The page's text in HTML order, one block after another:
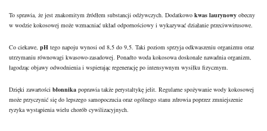
To sprawia, że jest znakomitym źródłem substancji odżywczych. Dodatkowo kwas laurynowy obecny
w wodzie kokosowej może wzmacniać układ odpornościowy i wykazywać działanie przeciwwirusowe.
Co ciekawe, pH tego napoju wynosi od 8,5 do 9,5. Taki poziom sprzyja odkwaszeniu organizmu oraz
utrzymaniu równowagi kwasowo-zasadowej. Ponadto woda kokosowa doskonale nawadnia organizm,
łagodząc objawy odwodnienia i wspierając regenerację po intensywnym wysiłku fizycznym.
Dzięki zawartości błonnika poprawia także perystaltykę jelit. Regularne spożywanie wody kokosowej
może przyczynić się do lepszego samopoczucia oraz ogólnego stanu zdrowia poprzez zmniejszenie
ryzyka wystąpienia wielu chorób cywilizacyjnych.